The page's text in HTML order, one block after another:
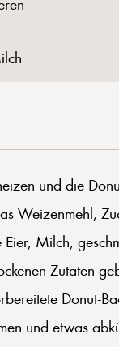
und die
Weizenmehl,
Milch,
Zutaten
Donut-
und etwas